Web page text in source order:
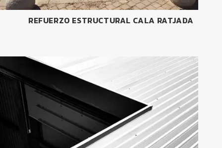
REFUERZO ESTRUCTURAL CALA RATJADA